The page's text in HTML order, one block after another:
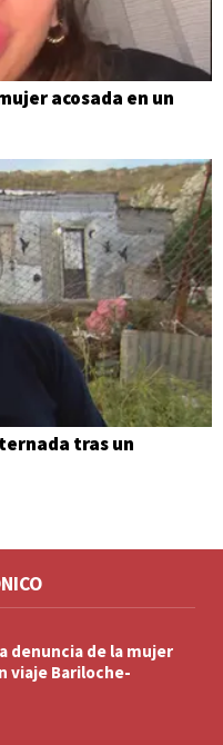
acosada en un
tras un
denuncia de la mujer
viaje Bariloche-